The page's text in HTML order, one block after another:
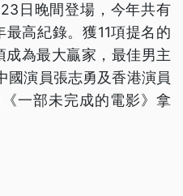
日晚間登場，今年共有
高紀錄。獲11項提名的
成為最大贏家，最佳男主
國演員張志勇及香港演員
一部未完成的電影》拿